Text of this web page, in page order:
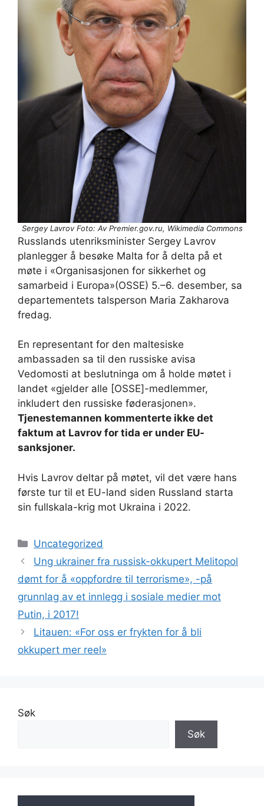
Sergey Lavrov Foto: Av Premier.gov.ru, Wikimedia Commons
Russlands utenriksminister Sergey Lavrov
planlegger å besøke Malta for å delta på et
møte i «Organisasjonen for sikkerhet og
samarbeid i Europa»(OSSE) 5.–6. desember, sa
departementets talsperson Maria Zakharova
fredag.
En representant for den maltesiske
ambassaden sa til den russiske avisa
Vedomosti at beslutninga om å holde møtet i
landet «gjelder alle [OSSE]-medlemmer,
inkludert den russiske føderasjonen».
Tjenestemannen kommenterte ikke det
faktum at Lavrov for tida er under EU-
sanksjoner.
Hvis Lavrov deltar på møtet, vil det være hans
første tur til et EU-land siden Russland starta
sin fullskala-krig mot Ukraina i 2022.
Kategorier
Uncategorized
Ung ukrainer fra russisk-okkupert Melitopol
dømt for å «oppfordre til terrorisme», -på
grunnlag av et innlegg i sosiale medier mot
Putin, i 2017!
Litauen: «For oss er frykten for å bli
okkupert mer reel»
Søk
Søk